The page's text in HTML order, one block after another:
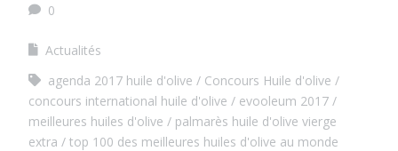
0
Actualités
agenda 2017 huile d'olive
Concours Huile d'olive
concours international huile d'olive
evooleum 2017
meilleures huiles d'olive
palmarès huile d'olive vierge
extra
top 100 des meilleures huiles d'olive au monde